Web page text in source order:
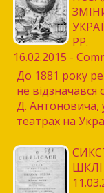
РР.
16.02.2015 -
До 1881 року
не
Д. Антоновича,
театрах на
ШКЛІ